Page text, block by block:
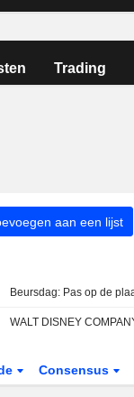
Trading
aan een lijst
Consensus